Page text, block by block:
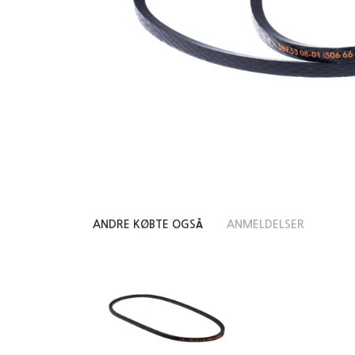
ANDRE KØBTE OGSÅ ANMELDELSER